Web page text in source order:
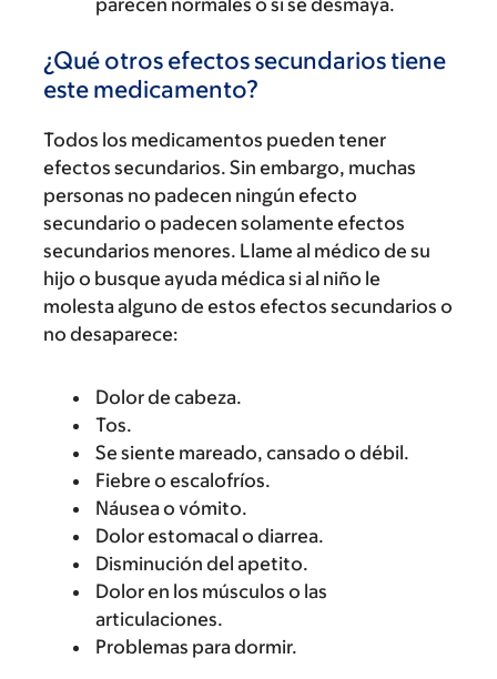
parecen normales o si se desmaya.
¿Qué otros efectos secundarios tiene
este medicamento?
Todos los medicamentos pueden tener
efectos secundarios. Sin embargo, muchas
personas no padecen ningún efecto
secundario o padecen solamente efectos
secundarios menores. Llame al médico de su
hijo o busque ayuda médica si al niño le
molesta alguno de estos efectos secundarios o
no desaparece:
Dolor de cabeza.
Tos.
Se siente mareado, cansado o débil.
Fiebre o escalofríos.
Náusea o vómito.
Dolor estomacal o diarrea.
Disminución del apetito.
Dolor en los músculos o las
articulaciones.
Problemas para dormir.